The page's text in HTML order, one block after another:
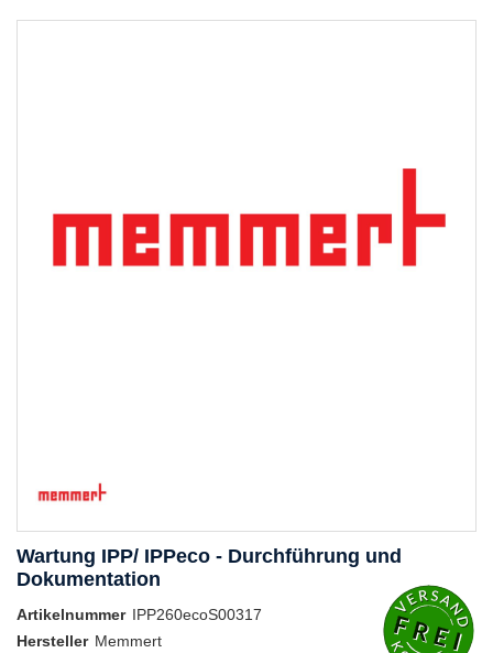
Wartung IPP/ IPPeco - Durchführung und
Dokumentation
Artikelnummer IPP260ecoS00317
Hersteller Memmert